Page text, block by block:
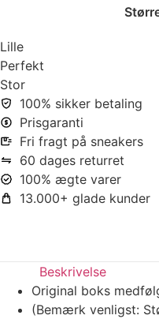
Lille
Perfekt
Stor
100% sikker betaling
Prisgaranti
Fri fragt på sneakers
60 dages returret
100% ægte varer
13.000+ glade kunder
Beskrivelse
Original boks
(Bemærk venligst: